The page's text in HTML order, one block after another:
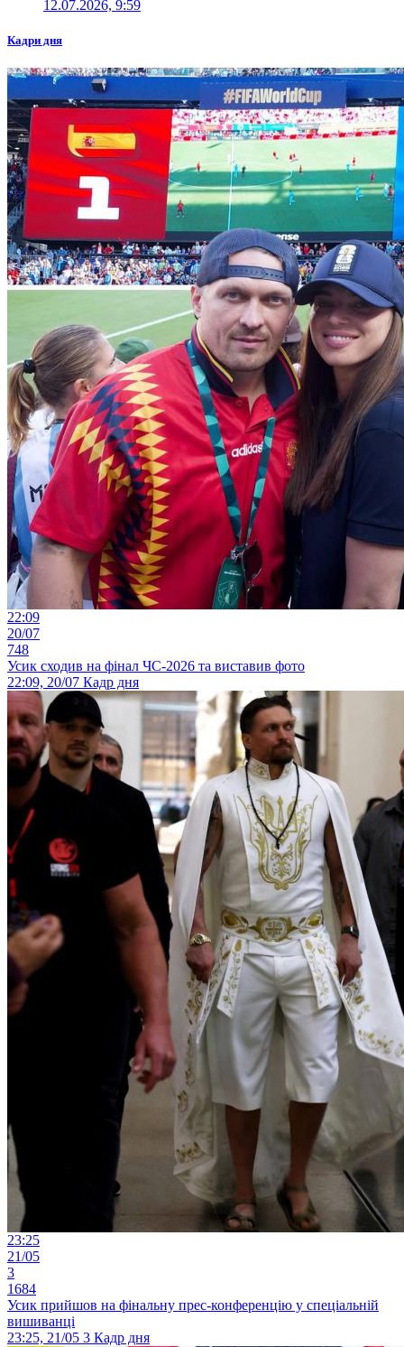
12.07.2026, 9:59
Кадри дня
22:09
20/07
748
Усик сходив на фінал ЧС-2026 та виставив фото
22:09, 20/07 Кадр дня
23:25
21/05
3
1684
Усик прийшов на фінальну прес-конференцію у спеціальній
вишиванці
23:25, 21/05 3 Кадр дня